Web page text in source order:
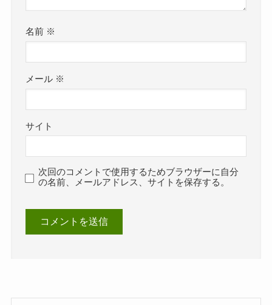
名前 ※
メール ※
サイト
次回のコメントで使用するためブラウザーに自分
の名前、メールアドレス、サイトを保存する。